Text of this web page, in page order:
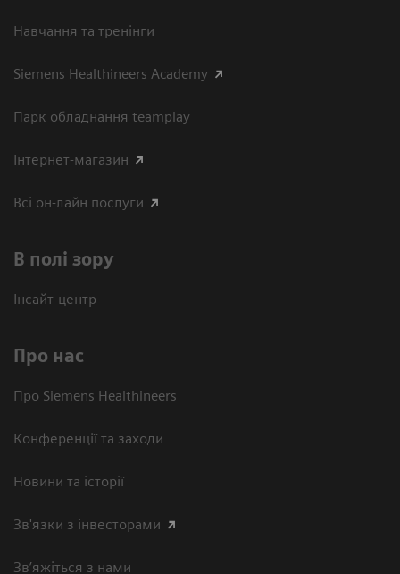
Навчання та тренінги
Siemens Healthineers Academy
Парк обладнання teamplay
Інтернет-магазин
Всі он-лайн послуги
В полі зору
Інсайт-центр
Про нас
Про Siemens Healthineers
Конференції та заходи
Новини та історії
Зв'язки з інвесторами
Зв’яжіться з нами